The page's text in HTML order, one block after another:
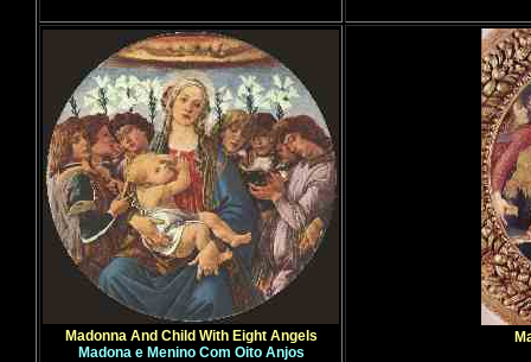
Madonna And Child With Eight Angels
Madona e Menino Com Oito Anjos